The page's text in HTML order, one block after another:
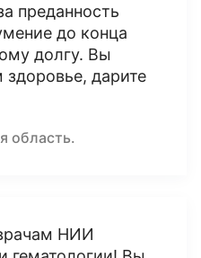
преданность
до конца
долгу. Вы
дарите
область.
НИИ